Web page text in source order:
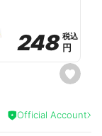
o
r
i
e
s
e
a
248
248 税込
税込
円
円
Official Account